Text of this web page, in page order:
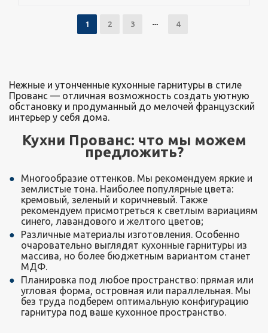
1 2 3 4
Нежные и утонченные кухонные гарнитуры в стиле
Прованс — отличная возможность создать уютную
обстановку и продуманный до мелочей французский
интерьер у себя дома.
Кухни Прованс: что мы можем
предложить?
Многообразие оттенков. Мы рекомендуем яркие и
землистые тона. Наиболее популярные цвета:
кремовый, зеленый и коричневый. Также
рекомендуем присмотреться к светлым вариациям
синего, лавандового и желтого цветов;
Различные материалы изготовления. Особенно
очаровательно выглядят кухонные гарнитуры из
массива, но более бюджетным вариантом станет
МДФ.
Планировка под любое пространство: прямая или
угловая форма, островная или параллельная. Мы
без труда подберем оптимальную конфигурацию
гарнитура под ваше кухонное пространство.